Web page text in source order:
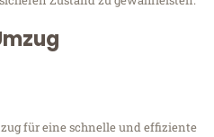
für eine schnelle und effiziente